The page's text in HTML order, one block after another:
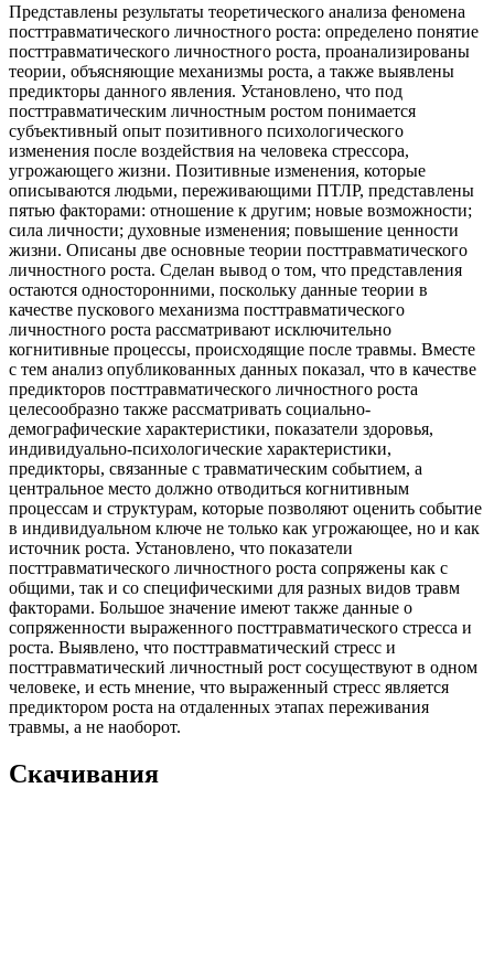
Представлены результаты теоретического анализа феномена
посттравматического личностного роста: определено понятие
посттравматического личностного роста, проанализированы
теории, объясняющие механизмы роста, а также выявлены
предикторы данного явления. Установлено, что под
посттравматическим личностным ростом понимается
субъективный опыт позитивного психологического
изменения после воздействия на человека стрессора,
угрожающего жизни. Позитивные изменения, которые
описываются людьми, переживающими ПТЛР, представлены
пятью факторами: отношение к другим; новые возможности;
сила личности; духовные изменения; повышение ценности
жизни. Описаны две основные теории посттравматического
личностного роста. Сделан вывод о том, что представления
остаются односторонними, поскольку данные теории в
качестве пускового механизма посттравматического
личностного роста рассматривают исключительно
когнитивные процессы, происходящие после травмы. Вместе
с тем анализ опубликованных данных показал, что в качестве
предикторов посттравматического личностного роста
целесообразно также рассматривать социально-
демографические характеристики, показатели здоровья,
индивидуально-психологические характеристики,
предикторы, связанные с травматическим событием, а
центральное место должно отводиться когнитивным
процессам и структурам, которые позволяют оценить событие
в индивидуальном ключе не только как угрожающее, но и как
источник роста. Установлено, что показатели
посттравматического личностного роста сопряжены как с
общими, так и со специфическими для разных видов травм
факторами. Большое значение имеют также данные о
сопряженности выраженного посттравматического стресса и
роста. Выявлено, что посттравматический стресс и
посттравматический личностный рост сосуществуют в одном
человеке, и есть мнение, что выраженный стресс является
предиктором роста на отдаленных этапах переживания
травмы, а не наоборот.
Скачивания